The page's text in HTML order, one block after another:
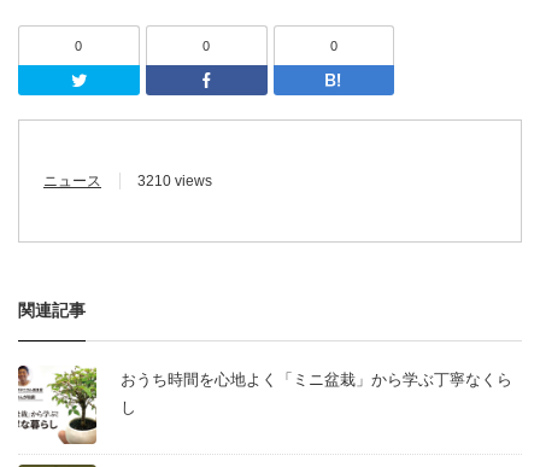
0
Twitter
0
Facebook
0
ニュース 3210 views
関連記事
おうち時間を心地よく「ミニ盆栽」から学ぶ丁寧なくら
し